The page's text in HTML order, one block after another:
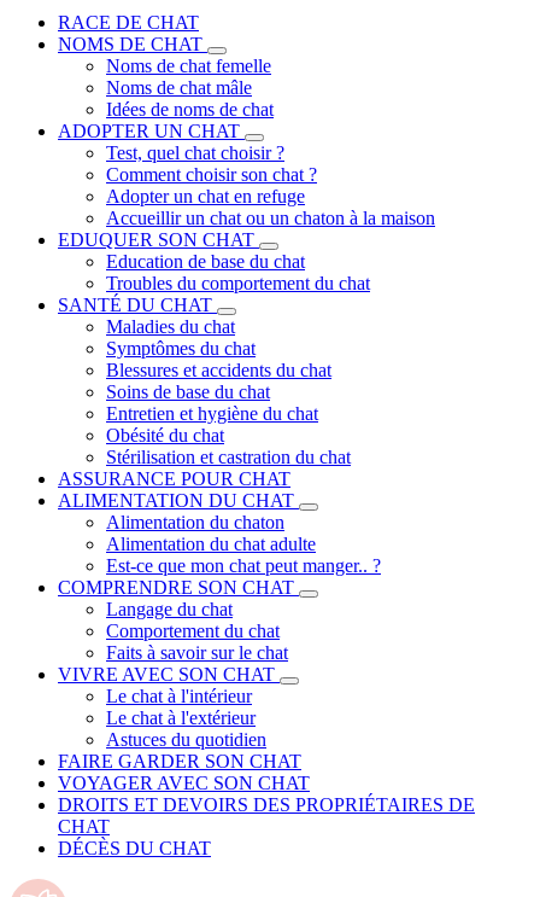
RACE DE CHAT
NOMS DE CHAT
Noms de chat femelle
Noms de chat mâle
Idées de noms de chat
ADOPTER UN CHAT
Test, quel chat choisir ?
Comment choisir son chat ?
Adopter un chat en refuge
Accueillir un chat ou un chaton à la maison
EDUQUER SON CHAT
Education de base du chat
Troubles du comportement du chat
SANTÉ DU CHAT
Maladies du chat
Symptômes du chat
Blessures et accidents du chat
Soins de base du chat
Entretien et hygiène du chat
Obésité du chat
Stérilisation et castration du chat
ASSURANCE POUR CHAT
ALIMENTATION DU CHAT
Alimentation du chaton
Alimentation du chat adulte
Est-ce que mon chat peut manger.. ?
COMPRENDRE SON CHAT
Langage du chat
Comportement du chat
Faits à savoir sur le chat
VIVRE AVEC SON CHAT
Le chat à l'intérieur
Le chat à l'extérieur
Astuces du quotidien
FAIRE GARDER SON CHAT
VOYAGER AVEC SON CHAT
DROITS ET DEVOIRS DES PROPRIÉTAIRES DE
CHAT
DÉCÈS DU CHAT